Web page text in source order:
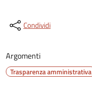
Condividi
Argomenti
Trasparenza amministrativa